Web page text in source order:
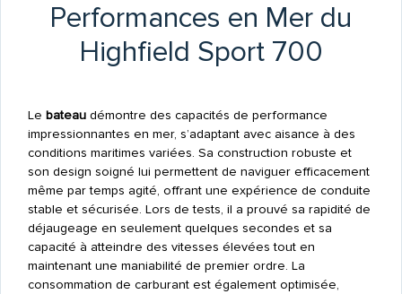
Performances en Mer du
Highfield Sport 700
Le bateaudémontre des capacités de performance
impressionnantes en mer, s’adaptant avec aisance à des
conditions maritimes variées. Sa construction robuste et
son design soigné lui permettent de naviguer efficacement
même par temps agité, offrant une expérience de conduite
stable et sécurisée. Lors de tests, il a prouvé sa rapidité de
déjaugeage en seulement quelques secondes et sa
capacité à atteindre des vitesses élevées tout en
maintenant une maniabilité de premier ordre. La
consommation de carburant est également optimisée,